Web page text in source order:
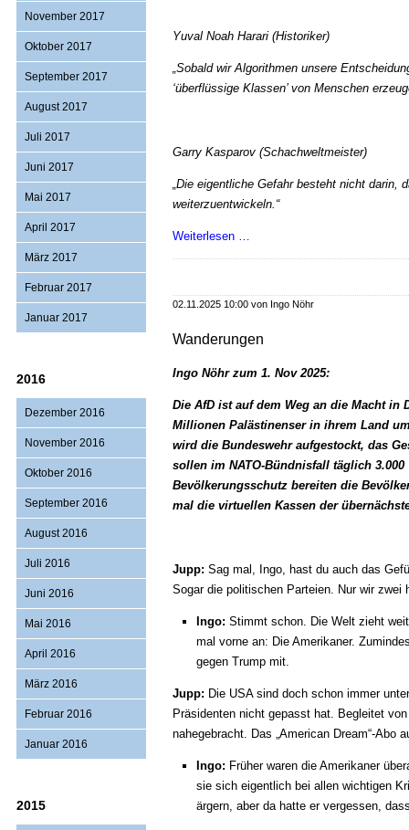
November 2017
Oktober 2017
September 2017
August 2017
Juli 2017
Juni 2017
Mai 2017
April 2017
März 2017
Februar 2017
Januar 2017
2016
Dezember 2016
November 2016
Oktober 2016
September 2016
August 2016
Juli 2016
Juni 2016
Mai 2016
April 2016
März 2016
Februar 2016
Januar 2016
2015
Yuval Noah Harari (Historiker)
„Sobald wir Algorithmen unsere
‘überflüssige Klassen’ von Menschen
Garry Kasparov (Schachweltmeister)
„Die eigentliche Gefahr besteht nicht darin,
weiterzuentwickeln.“
Weiterlesen …
Die
Kaffeemaschine
Chefetage
02.11.2025 10:00 von Ingo Nöhr
Wanderungen
Ingo Nöhr zum 1. Nov 2025:
Die AfD ist auf dem Weg an die Macht
Millionen Palästinenser in ihrem Land
wird die Bundeswehr aufgestockt, das
sollen im NATO-Bündnisfall täglich
Bevölkerungsschutz bereiten die
mal die virtuellen Kassen der
Jupp: Sag mal, Ingo, hast du auch das
Sogar die politischen Parteien. Nur wir
Ingo: Stimmt schon. Die Welt zieht
mal vorne an: Die Amerikaner.
gegen Trump mit.
Jupp: Die USA sind doch schon immer
Präsidenten nicht gepasst hat. Begleitet
nahegebracht. Das „American Dream“-
Ingo: Früher waren die Amerikaner
sie sich eigentlich bei allen wichtigen
ärgern, aber da hatte er vergessen,